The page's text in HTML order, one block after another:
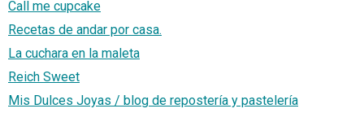
Call me cupcake
Recetas de andar por casa.
La cuchara en la maleta
Reich Sweet
Mis Dulces Joyas / blog de repostería y pastelería